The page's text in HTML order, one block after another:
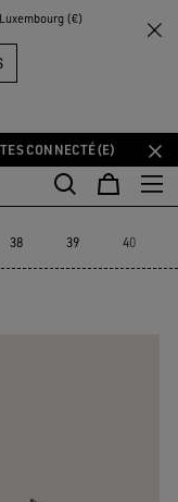
(€)
CONNECTÉ(E)
Marathon
Marathon
True-Star
True-Star
38 39 40